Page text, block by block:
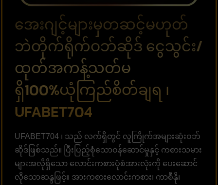
အေးဂျင့်များမှတဆင့်မဟုတ်
ဘဲတိုက်ရိုက်ဝဘ်ဆိုဒ် ငွေသွင်း/
ထုတ်အကန့်သတ်မ
ရှိ100%ယုံကြည်စိတ်ချရ ၊
UFABET704
UFABET704 ၊ သည် လက်ရှိတွင် လူကြိုက်အများဆုံးဝဘ်
ဆိုဒ်ဖြစ်သည်။ ပြီးပြည့်စုံသောဝန်ဆောင်မှုနှင့် ကစားသမား
များအလိုရှိသော လောင်းကစားပုံစံအားလုံးကို ပေးဆောင်
လိုသောဆန္ဒဖြင့်။ အားကစားလောင်းကစား၊ ကာစီနို၊